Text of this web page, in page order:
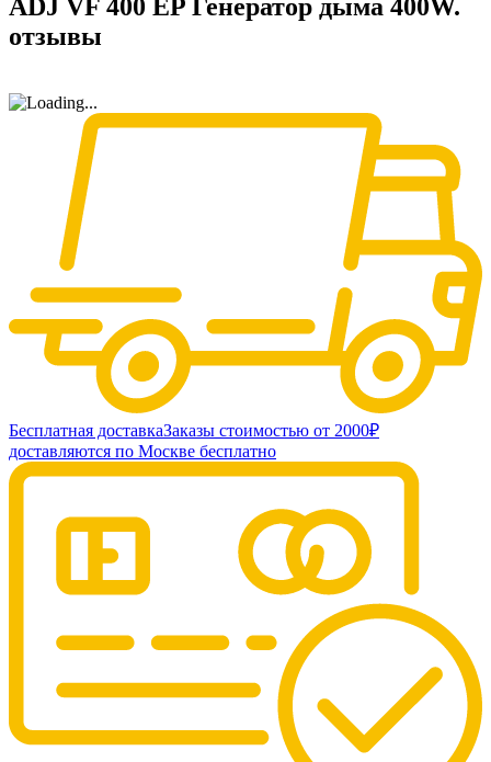
ADJ VF 400 EP Генератор дыма 400W.
отзывы
Бесплатная доставкаЗаказы стоимостью от 2000₽
доставляются по Москве бесплатно